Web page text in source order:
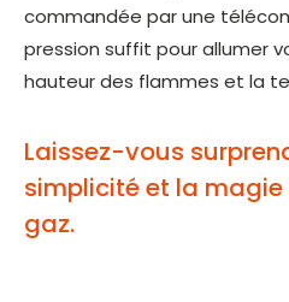
commandée par une
pression suffit pour allumer
hauteur des flammes et la
Laissez-vous
simplicité et la magie
gaz.